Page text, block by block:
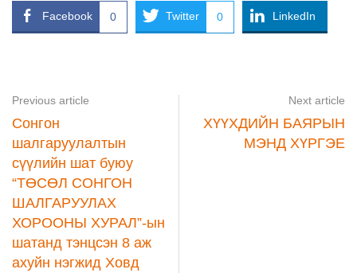
Facebook 0 Twitter 0 LinkedIn
Previous article
Сонгон
шалгаруулалтын
сүүлийн шат буюу
“ТӨСӨЛ СОНГОН
ШАЛГАРУУЛАХ
ХОРООНЫ ХУРАЛ”-ын
шатанд тэнцсэн 8 аж
ахуйн нэгжид Ховд
Next article
ХҮҮХДИЙН БАЯРЫН
МЭНД ХҮРГЭЕ